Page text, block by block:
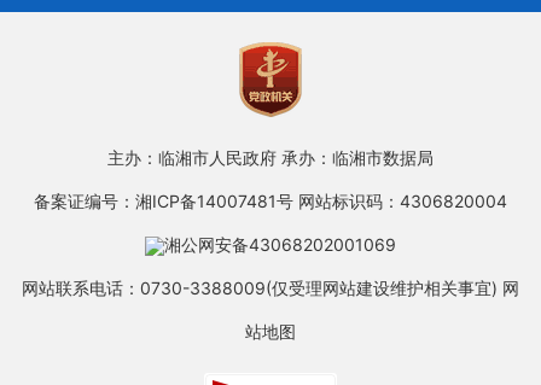
主办：临湘市人民政府 承办：临湘市数据局
备案证编号：湘ICP备14007481号 网站标识码：4306820004
湘公网安备43068202001069
网站联系电话：0730-3388009(仅受理网站建设维护相关事宜) 网
站地图